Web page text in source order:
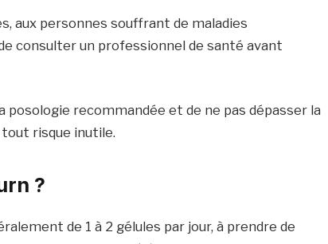
aux personnes souffrant de maladies
consulter un professionnel de santé avant
recommandée et de ne pas dépasser la
risque inutile.
?
de 1 à 2 gélules par jour, à prendre de